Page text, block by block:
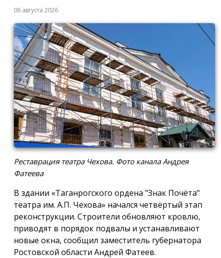
06 августа 2026
Реставрация театра Чехова. Фото канала Андрея
Фатеева
В здании «Таганрогского ордена "Знак Почёта"
театра им. А.П. Чехова» начался четвёртый этап
реконструкции. Строители обновляют кровлю,
приводят в порядок подвалы и устанавливают
новые окна, сообщил заместитель губернатора
Ростовской области Андрей Фатеев.